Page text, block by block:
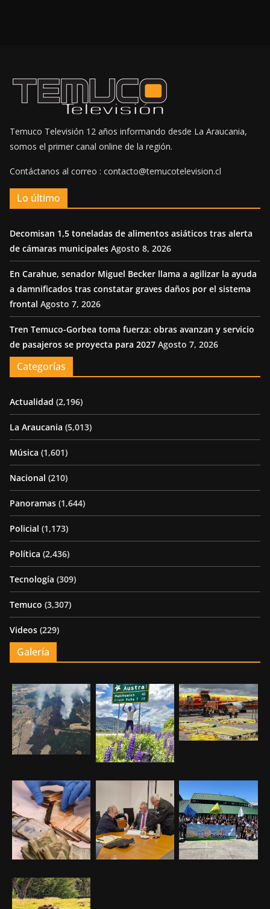
Temuco Televisión 12 años informando desde La Araucania,
somos el primer canal online de la región.
Contáctanos al correo : contacto@temucotelevision.cl
Lo último
Decomisan 1,5 toneladas de alimentos asiáticos tras alerta
de cámaras municipales Agosto 8, 2026
En Carahue, senador Miguel Becker llama a agilizar la ayuda
a damnificados tras constatar graves daños por el sistema
frontal Agosto 7, 2026
Tren Temuco-Gorbea toma fuerza: obras avanzan y servicio
de pasajeros se proyecta para 2027 Agosto 7, 2026
Categorías
Actualidad (2,196)
La Araucania (5,013)
Música (1,601)
Nacional (210)
Panoramas (1,644)
Policial (1,173)
Política (2,436)
Tecnología (309)
Temuco (3,307)
Videos (229)
Galería